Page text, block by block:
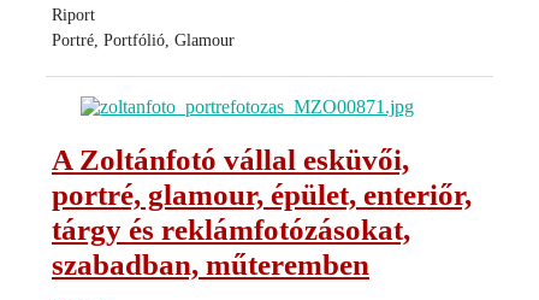
Riport
Portré, Portfólió, Glamour
A Zoltánfotó vállal esküvői,
portré, glamour, épület, enteriőr,
tárgy és reklámfotózásokat,
szabadban, műteremben